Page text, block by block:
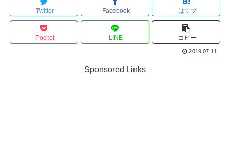
Twitter Facebook はてブ
Pocket LINE コピー
2019.07.11
Sponsored Links